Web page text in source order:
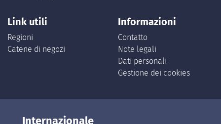
Link utili
Regioni
Catene di negozi
Informazioni
Contatto
Note legali
Dati personali
Gestione dei cookies
Internazionale